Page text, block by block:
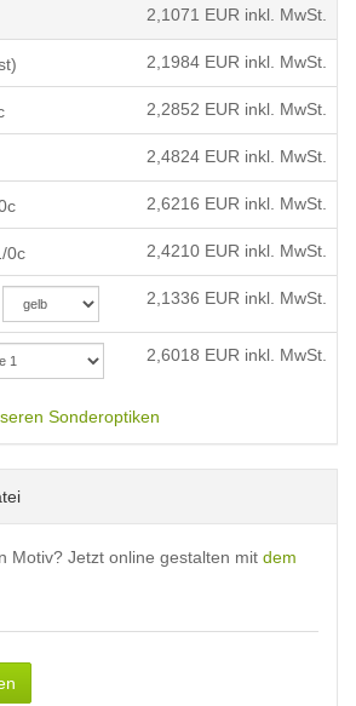
2,1071 EUR inkl. MwSt.
2,1984 EUR inkl. MwSt.
2,2852 EUR inkl. MwSt.
2,4824 EUR inkl. MwSt.
2,6216 EUR inkl. MwSt.
0c 2,4210 EUR inkl. MwSt.
2,1336 EUR inkl. MwSt.
2,6018 EUR inkl. MwSt.
Sonderoptiken
Motiv? Jetzt online gestalten mit dem